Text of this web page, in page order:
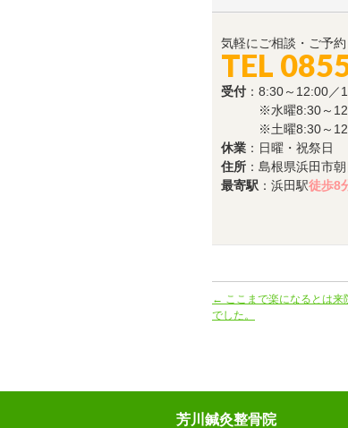
気軽にご相談・ご予
TEL
受付 ：8:30～12:00／
※水曜8:30～
※土曜8:30～
休業 ：日曜・祝祭日
住所 ：島根県浜田市
最寄駅 ：浜田駅徒歩8
← ここまで楽になるとは
でした。
芳川鍼灸整骨院